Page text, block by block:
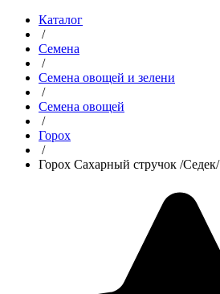
Каталог
/
Семена
/
Семена овощей и зелени
/
Семена овощей
/
Горох
/
Горох Сахарный стручок /Седек/